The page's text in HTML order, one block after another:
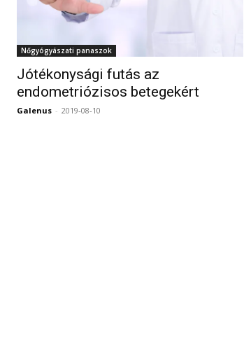
Nőgyógyászati panaszok
Jótékonysági futás az
endometriózisos betegekért
Galenus - 2019-08-10